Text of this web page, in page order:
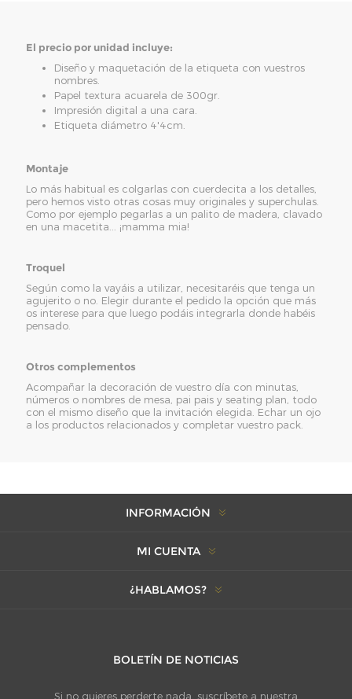
El precio por unidad incluye:
Diseño y maquetación de la etiqueta con vuestros
nombres.
Papel textura acuarela de 300gr.
Impresión digital a una cara.
Etiqueta diámetro 4'4cm.
Montaje
Lo más habitual es colgarlas con cuerdecita a los detalles,
pero hemos visto otras cosas muy originales y superchulas.
Como por ejemplo pegarlas a un palito de madera, clavado
en una macetita... ¡mamma mia!
Troquel
Según como la vayáis a utilizar, necesitaréis que tenga un
agujerito o no. Elegir durante el pedido la opción que más
os interese para que luego podáis integrarla donde habéis
pensado.
Otros complementos
Acompañar la decoración de vuestro día con minutas,
números o nombres de mesa, pai pais y seating plan, todo
con el mismo diseño que la invitación elegida. Echar un ojo
a los productos relacionados y completar vuestro pack.
INFORMACIÓN
MI CUENTA
¿HABLAMOS?
BOLETÍN DE NOTICIAS
Si no quieres perderte nada, suscríbete a nuestra